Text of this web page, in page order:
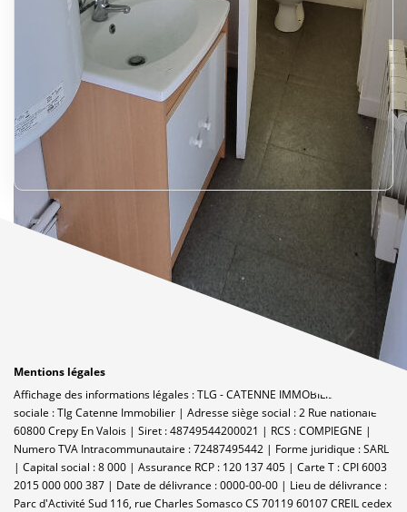
Mentions légales
Affichage des informations légales : TLG - CATENNE IMMOBILIER | Raison
sociale : Tlg Catenne Immobilier | Adresse siège social : 2 Rue nationale -
60800 Crepy En Valois | Siret : 48749544200021 | RCS : COMPIEGNE |
Numero TVA Intracommunautaire : 72487495442 | Forme juridique : SARL
| Capital social : 8 000 | Assurance RCP : 120 137 405 | Carte T : CPI 6003
2015 000 000 387 | Date de délivrance : 0000-00-00 | Lieu de délivrance :
Parc d'Activité Sud 116, rue Charles Somasco CS 70119 60107 CREIL cedex